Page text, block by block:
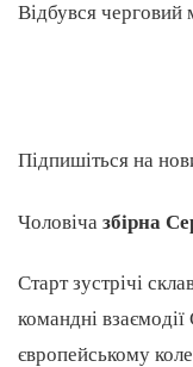
Відбувся черговий
Підпишіться на
Чоловіча збірна
Старт зустрічі
командні
європейському